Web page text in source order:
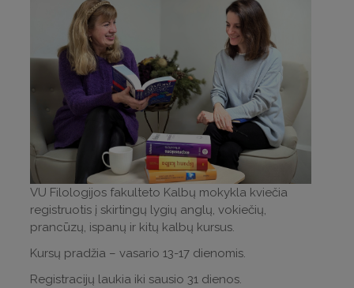
VU Filologijos fakulteto Kalbų mokykla kviečia
registruotis į skirtingų lygių anglų, vokiečių,
prancūzų, ispanų ir kitų kalbų kursus.
Kursų pradžia – vasario 13-17 dienomis.
Registracijų laukia iki sausio 31 dienos.